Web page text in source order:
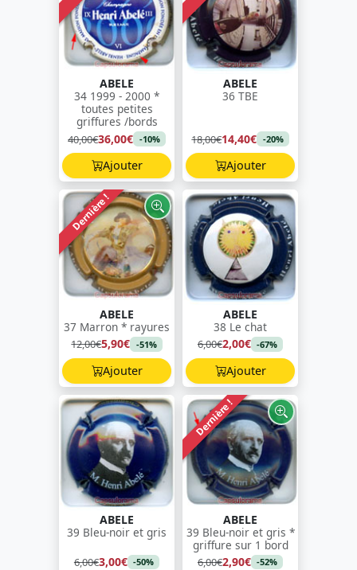
ABELE
34 1999 - 2000 *
toutes petites
griffures /bords
40,00€36,00€ -10%
Ajouter
ABELE
36 TBE
18,00€14,40€ -20%
Ajouter
Dernière !
ABELE
37 Marron * rayures
12,00€5,90€ -51%
Ajouter
ABELE
38 Le chat
6,00€2,00€ -67%
Ajouter
ABELE
39 Bleu-noir et gris
6,00€3,00€ -50%
Dernière !
ABELE
39 Bleu-noir et gris *
griffure sur 1 bord
6,00€2,90€ -52%